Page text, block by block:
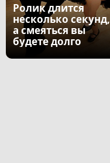
Ролик длится
несколько секунд,
а смеяться вы
будете долго